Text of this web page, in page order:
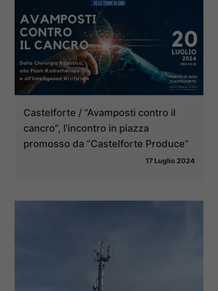
Castelforte / “Avamposti contro il
cancro”, l’incontro in piazza
promosso da “Castelforte Produce”
17 Luglio 2024